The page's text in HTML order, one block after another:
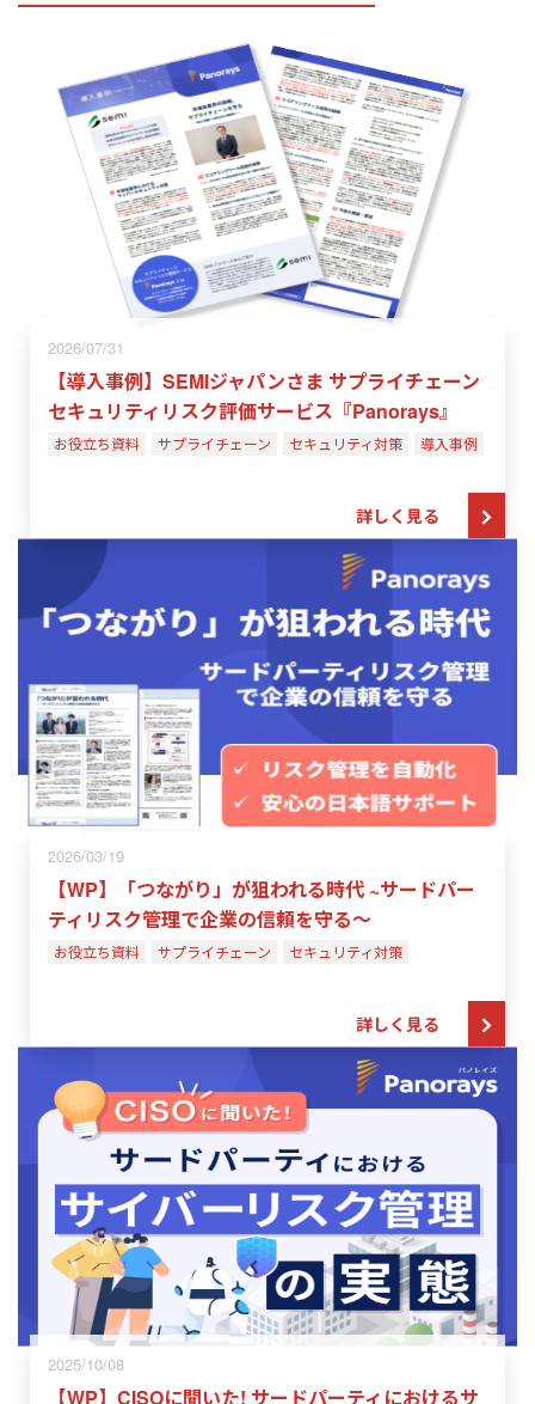
2026/07/31
【導入事例】SEMIジャパンさま サプライチェーン
セキュリティリスク評価サービス『Panorays』
お役立ち資料 サプライチェーン セキュリティ対策 導入事例
詳しく見る
2026/03/19
【WP】「つながり」が狙われる時代 ~サードパー
ティリスク管理で企業の信頼を守る～
お役立ち資料 サプライチェーン セキュリティ対策
詳しく見る
2025/10/08
【WP】CISOに聞いた! サードパーティにおけるサ